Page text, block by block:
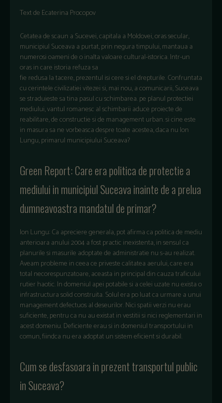
Text de Ecaterina Procopov
Cetatea de scaun a Sucevei, capitala a Moldovei, oras secular,
municipiul Suceava a purtat, prin negura timpului, mantaua a
numerosi oameni de o inalta valoare cultural-istorica. Intr-un
oras in care istoria refuza sa
fie redusa la tacere, prezentul isi cere si el drepturile. Confruntata
cu cerintele civilizatiei vitezei si, mai nou, a comunicarii, Suceava
se straduieste sa tina pasul cu schimbarea. pe planul protectiei
mediului, vantul romanesc al schimbarii aduce proiecte de
reabilitare, de constructie si de management urban. si cine este
in masura sa ne vorbeasca despre toate acestea, daca nu Ion
Lungu, primarul municipiului Suceava?
Green Report: Care era politica de protectie a
mediului in municipiul Suceava inainte de a prelua
dumneavoastra mandatul de primar?
Ion Lungu: Ca apreciere generala, pot afirma ca politica de mediu
anterioara anului 2004 a fost practic inexistenta, in sensul ca
planurile si masurile adoptate de administratie nu s-au realizat.
Aveam probleme in ceea ce priveste calitatea aerului, care era
total necorespunzatoare, aceasta in principal din cauza traficului
rutier haotic. In domeniul apei potabile si a celei uzate nu exista o
infrastructura solid construita. Solul era po luat ca urmare a unui
management defectuos al deseurilor. Nici spatii verzi nu erau
suficiente, pentru ca nu au existat in vestitii si nici reglementari in
acest domeniu. Deficiente erau si in domeniul transportului in
comun, fiindca nu era adoptat un sistem eficient si durabil.
Cum se desfasoara in prezent transportul public
in Suceava?